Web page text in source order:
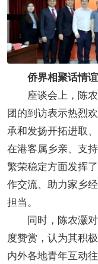
侨界相聚话情
座谈会上，陈农
团的到访表示热烈
承和发扬开拓进取
在港客属乡亲、支
繁荣稳定方面发挥
作交流、助力家乡
担当。
同时，陈农灏对
度赞赏，认为其积
内外各地青年互动